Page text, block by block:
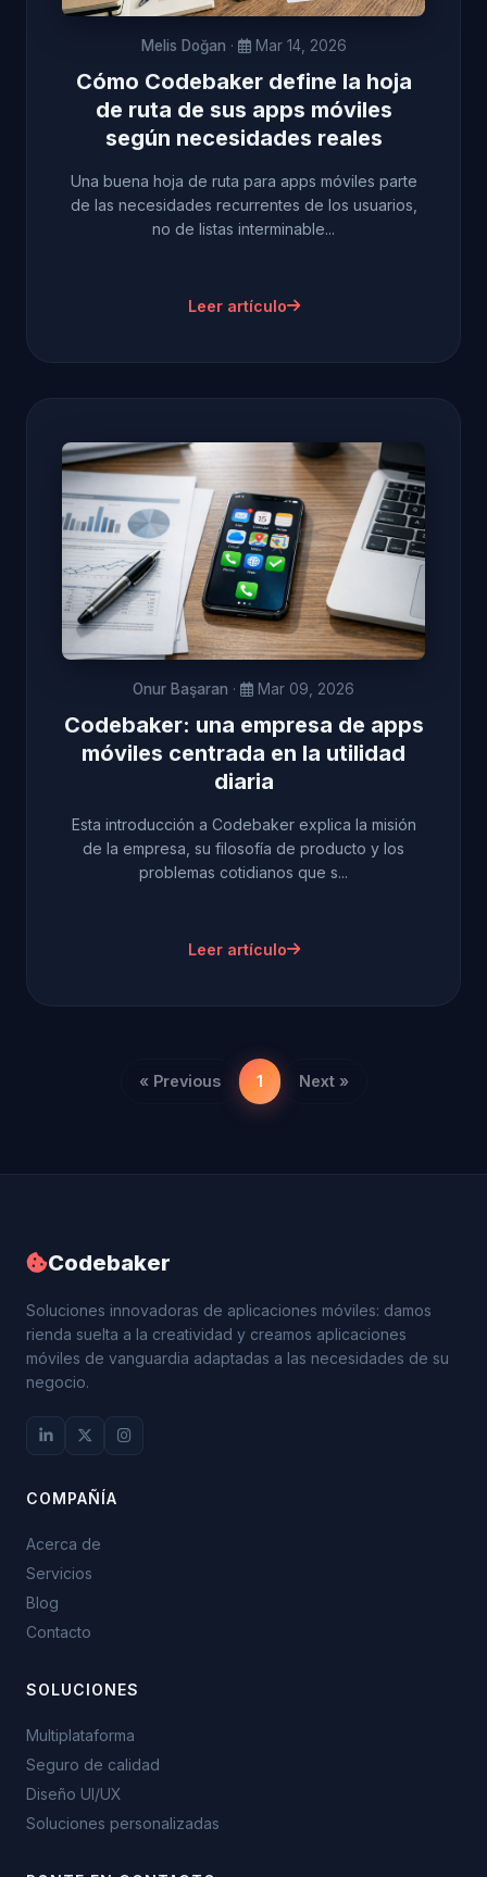
Melis Doğan · Mar 14, 2026
Cómo Codebaker define la hoja
de ruta de sus apps móviles
según necesidades reales
Una buena hoja de ruta para apps móviles parte
de las necesidades recurrentes de los usuarios,
no de listas interminable...
Leer artículo
Onur Başaran · Mar 09, 2026
Codebaker: una empresa de apps
móviles centrada en la utilidad
diaria
Esta introducción a Codebaker explica la misión
de la empresa, su filosofía de producto y los
problemas cotidianos que s...
Leer artículo
« Previous 1 Next »
Codebaker
Soluciones innovadoras de aplicaciones móviles: damos
rienda suelta a la creatividad y creamos aplicaciones
móviles de vanguardia adaptadas a las necesidades de su
negocio.
COMPAÑÍA
Acerca de
Servicios
Blog
Contacto
SOLUCIONES
Multiplataforma
Seguro de calidad
Diseño UI/UX
Soluciones personalizadas